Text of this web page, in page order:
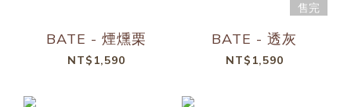
BATE - 煙燻栗
NT$1,590
售完
BATE - 透灰
NT$1,590